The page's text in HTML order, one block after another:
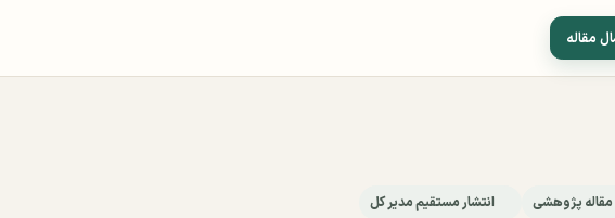
مقاله
مقاله پژوهشی انتشار مستقیم مدیر کل